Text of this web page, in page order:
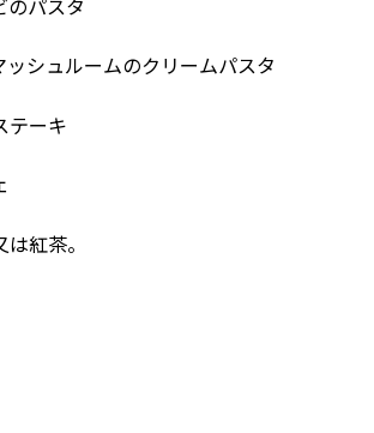
シュルームのクリームパスタ
テーキ
紅茶。